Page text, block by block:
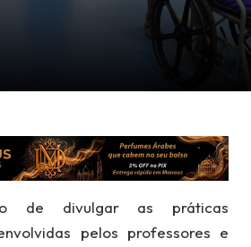
de divulgar as práticas
pelos professores e